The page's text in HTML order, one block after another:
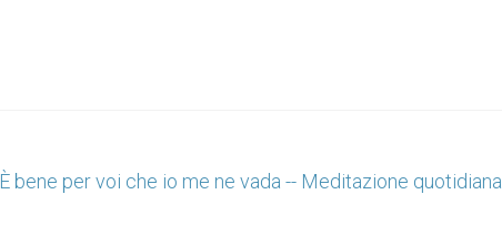
È bene per voi che io me ne vada -- Meditazione quotidiana